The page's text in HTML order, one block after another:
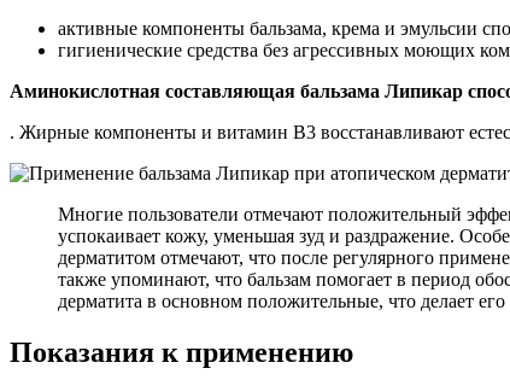
активные компоненты бальзама, крема и эмульсии
гигиенические средства без агрессивных моющих
Аминокислотная составляющая бальзама Липикар
. Жирные компоненты и витамин В3 восстанавливают
Многие пользователи отмечают положительный
успокаивает кожу, уменьшая зуд и раздражение.
дерматитом отмечают, что после регулярного
также упоминают, что бальзам помогает в период
дерматита в основном положительные, что делает
Показания к применению